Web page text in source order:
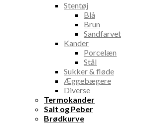
Stentøj
Blå
Brun
Sandfarvet
Kander
Porcelæn
Stål
Sukker & fløde
Æggebægere
Diverse
Termokander
Salt og Peber
Brødkurve